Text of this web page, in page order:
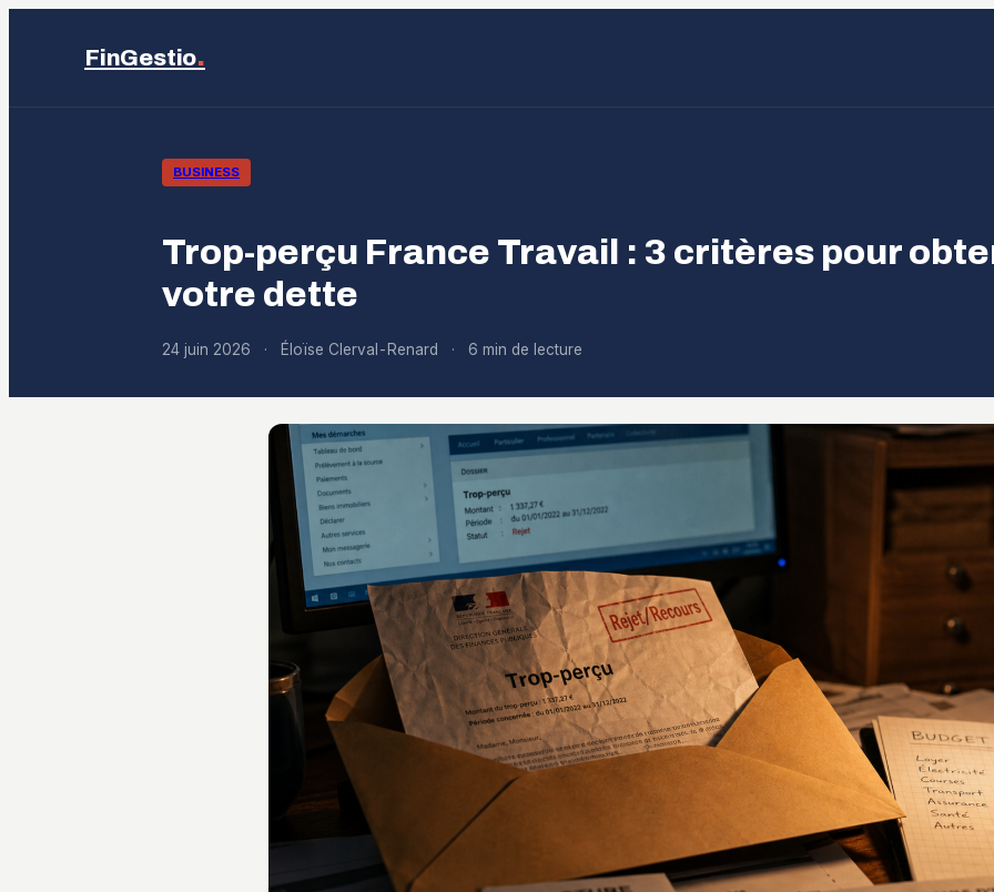
FinGestio.
BUSINESS
Trop-perçu France Travail : 3 critères pour
votre dette
24 juin 2026 · Éloïse Clerval-Renard · 6 min de lecture